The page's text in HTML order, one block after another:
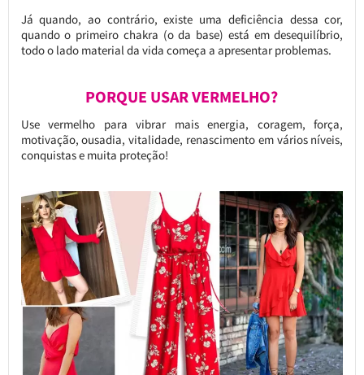
Já quando, ao contrário, existe uma deficiência dessa cor,
quando o primeiro chakra (o da base) está em desequilíbrio,
todo o lado material da vida começa a apresentar problemas.
PORQUE USAR VERMELHO?
Use vermelho para vibrar mais energia, coragem, força,
motivação, ousadia, vitalidade, renascimento em vários níveis,
conquistas e muita proteção!